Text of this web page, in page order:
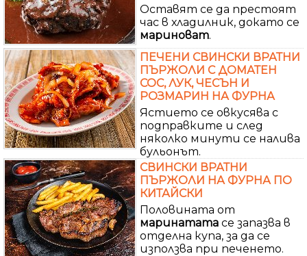
Оставят се да престоят
час в хладилник, докато се
мариноват.
ПЕЧЕНИ СВИНСКИ ВРАТНИ
ПЪРЖОЛИ С ДОМАТЕН
СОС, ЛУК, ЧЕСЪН И
РОЗМАРИН НА ФУРНА
Ястието се овкусява с
подправките и след
няколко минути се налива
бульонът.
СВИНСКИ ВРАТНИ
ПЪРЖОЛИ НА ФУРНА ПО
КИТАЙСКИ
Половината от
маринатата се запазва в
отделна купа, за да се
използва при печенето.